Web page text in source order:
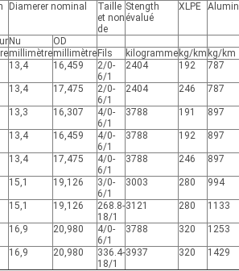
Diamerer nominal
Taille
et non
de
Stength
évalué
XLPE
Nu
OD
millimètremillimètre Fils kilogramme kg/km kg/km
13,4 16,459
2/0-
6/1
2404 192 787
13,4 17,475
2/0-
6/1
2404 246 787
13,3 16,307
4/0-
6/1
3788 191 897
13,4 16,459
4/0-
6/1
3788 192 897
13,4 17,475
4/0-
6/1
3788 246 897
15,1 19,126
3/0-
6/1
3003 280 994
15,1 19,126
268.8-
18/1
3121 280 1133
16,9 20,980
4/0-
6/1
3788 320 1253
16,9 20,980
336.4-
18/1
3937 320 1429